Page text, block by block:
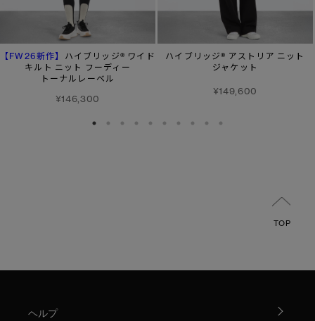
【FW26新作】
ハイブリッジ® ワイド
キルト ニット フーディー
トーナルレーベル
¥146,300
ハイブリッジ® アストリア ニット
ジャケット
¥149,600
TOP
ヘルプ